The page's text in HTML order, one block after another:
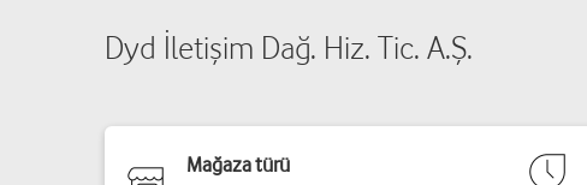
Dyd İletişim Dağ. Hiz. Tic. A.Ş.
Mağaza türü